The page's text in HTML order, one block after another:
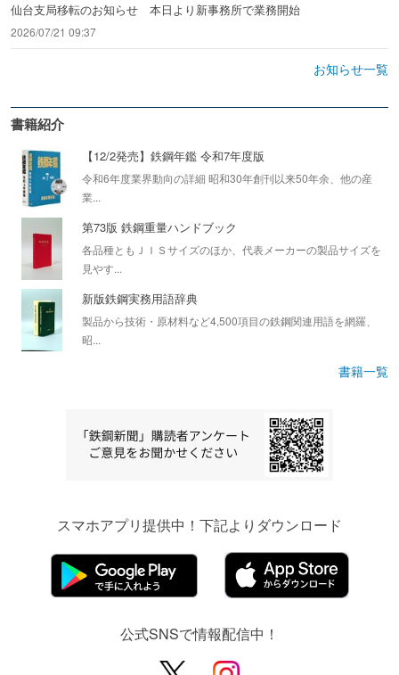
仙台支局移転のお知らせ 本日より新事務所で業務開始
2026/07/21 09:37
お知らせ一覧
書籍紹介
【12/2発売】鉄鋼年鑑 令和7年度版
令和6年度業界動向の詳細 昭和30年創刊以来50年余、他の産
業...
第73版 鉄鋼重量ハンドブック
各品種ともＪＩＳサイズのほか、代表メーカーの製品サイズを
見やす...
新版鉄鋼実務用語辞典
製品から技術・原材料など4,500項目の鉄鋼関連用語を網羅、
昭...
書籍一覧
スマホアプリ提供中！下記よりダウンロード
公式SNSで情報配信中！